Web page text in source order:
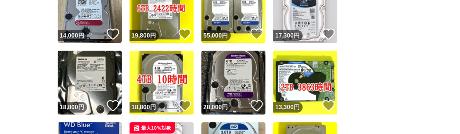
スピード＆安心発送
このユーザーは高頻度で24時間以内＆設定した発送日数内に発送してい
スピード発送 このユーザーは高頻度で24時間以内に発送しています
安心発送 このユーザーは設定した発送日数内に発送しています
14,000円 いいね！
19,800円 いいね！
55,000円 いいね！
17,300円
18,800円 いいね！
18,800円 いいね！
28,000円 いいね！
13,300円
最大10%対象